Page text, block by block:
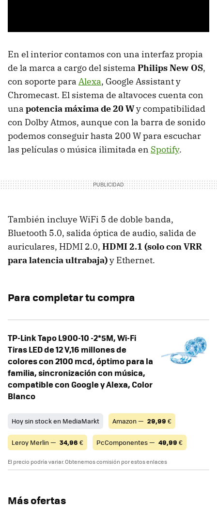
En el interior contamos con una interfaz propia
de la marca a cargo del sistema Philips New OS,
con soporte para Alexa, Google Assistant y
Chromecast. El sistema de altavoces cuenta con
una potencia máxima de 20 Wy compatibilidad
con Dolby Atmos, aunque con la barra de sonido
podemos conseguir hasta 200 W para escuchar
las películas o música ilimitada en Spotify.
También incluye WiFi 5 de doble banda,
Bluetooth 5.0, salida óptica de audio, salida de
auriculares, HDMI 2.0, HDMI 2.1 (solo con VRR
para latencia ultrabaja)y Ethernet.
Para completar tu compra
TP-Link Tapo L900-10 -2*5M, Wi-Fi
Tiras LED de 12 V,16 millones de
colores con 2100 mcd, óptimo para la
familia, sincronización con música,
compatible con Google y Alexa, Color
Blanco
Hoy sin stock en MediaMarkt Amazon — 29,99 €
Leroy Merlin — 34,96 € PcComponentes — 49,99 €
El precio podría variar. Obtenemos comisión por estos enlaces
Más ofertas